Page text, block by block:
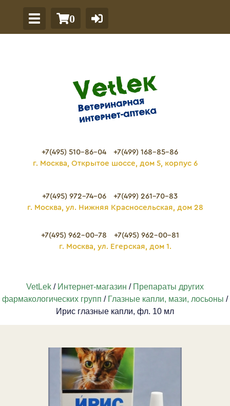
0
+7(495) 510-86-04
+7(499) 168-85-86
г. Москва, Открытое шоссе, дом 5, корпус 6
+7(495) 972-74-06
+7(499) 261-70-83
г. Москва, ул. Нижняя Красносельская, дом 28
+7(495) 962-00-78
+7(495) 962-00-81
г. Москва, ул. Егерская, дом 1.
VetLek / Интернет-магазин / Препараты других
фармакологических групп / Глазные капли, мази, лосьоны /
Ирис глазные капли, фл. 10 мл